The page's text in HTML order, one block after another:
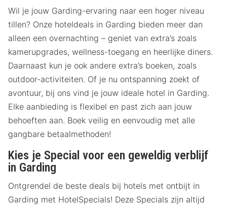
Wil je jouw Garding-ervaring naar een hoger niveau
tillen? Onze hoteldeals in Garding bieden meer dan
alleen een overnachting – geniet van extra’s zoals
kamerupgrades, wellness-toegang en heerlijke diners.
Daarnaast kun je ook andere extra’s boeken, zoals
outdoor-activiteiten. Of je nu ontspanning zoekt of
avontuur, bij ons vind je jouw ideale hotel in Garding.
Elke aanbieding is flexibel en past zich aan jouw
behoeften aan. Boek veilig en eenvoudig met alle
gangbare betaalmethoden!
Kies je Special voor een geweldig verblijf
in Garding
Ontgrendel de beste deals bij hotels met ontbijt in
Garding met HotelSpecials! Deze Specials zijn altijd